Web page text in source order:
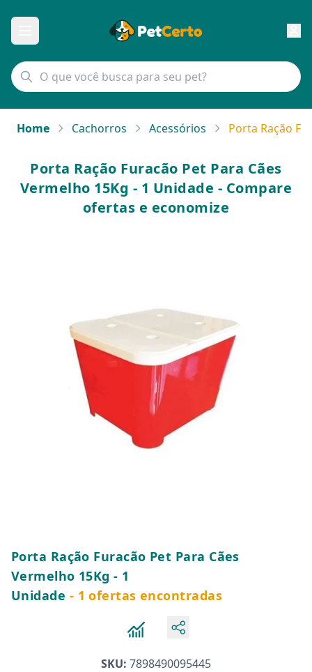
Home Cachorros Acessórios Porta Ração
Porta Ração Furacão Pet Para Cães
Vermelho 15Kg - 1 Unidade - Compare
ofertas e economize
Porta Ração Furacão Pet Para Cães
Vermelho 15Kg - 1
Unidade - 1 ofertas encontradas
SKU: 7898490095445